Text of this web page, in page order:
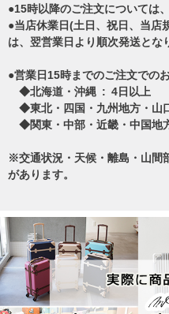
●15時以降のご注文については
●当店休業日(土日、祝日、当店
は、翌営業日より順次発送とな
●営業日15時までのご注文での
◆北海道・沖縄 : 4日以上
◆東北・四国・九州地方・山
◆関東・中部・近畿・中国地
※交通状況・天候・離島・山間
があります。